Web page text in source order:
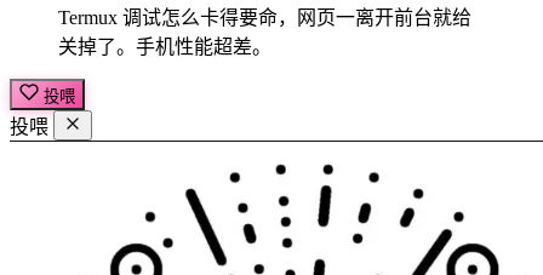
Termux 调试怎么卡得要命，网页一离开前台就给
关掉了。手机性能超差。
投喂
投喂